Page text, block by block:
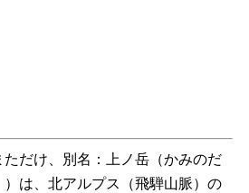
ただけ、別名：上ノ岳（かみのだ
は、北アルプス（飛騨山脈）の